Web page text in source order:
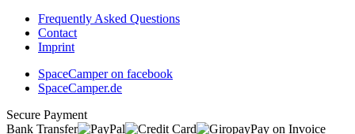
Frequently Asked Questions
Contact
Imprint
SpaceCamper on facebook
SpaceCamper.de
Secure Payment
Bank Transfer
Pay on Invoice